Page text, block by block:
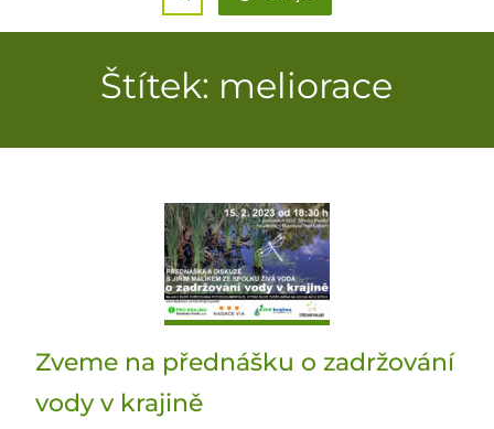
Štítek: meliorace
Zveme na přednášku o zadržování
vody v krajině